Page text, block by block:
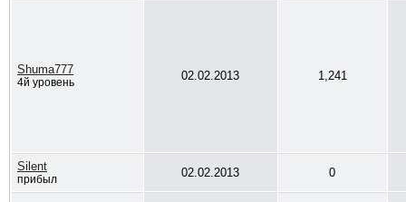
Shuma777
4й уровень 02.02.2013 1,241
Silent
прибыл 02.02.2013 0